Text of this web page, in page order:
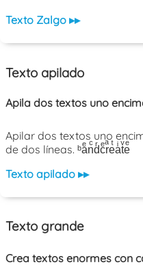
Texto Zalgo ▸▸
Texto apilado
Apila dos textos uno
Apilar dos textos uno
de dos líneas. ᵇaͤnͨdͬcͤrͣeͭaͥtͮeͤ
Texto apilado ▸▸
Texto grande
Crea textos enormes con